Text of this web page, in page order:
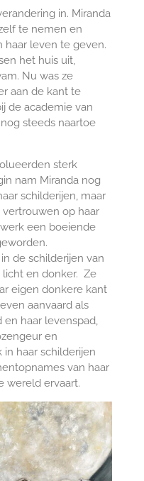
in. Miranda
te nemen en
haar leven te geven.
het huis uit,
Nu was ze
aan de kant te
de academie van
steeds naartoe
sterk
nam Miranda nog
schilderijen, maar
op haar
een boeiende
de schilderijen van
licht en donker. Ze
eigen donkere kant
aanvaard als
en haar levenspad,
en
in haar schilderijen
van haar
wereld ervaart.